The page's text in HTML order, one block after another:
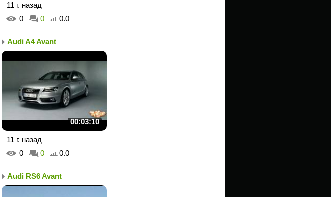
11 г. назад
0
0 0.0
Audi A4 Avant
00:03:10
11 г. назад
0
0 0.0
Audi RS6 Avant